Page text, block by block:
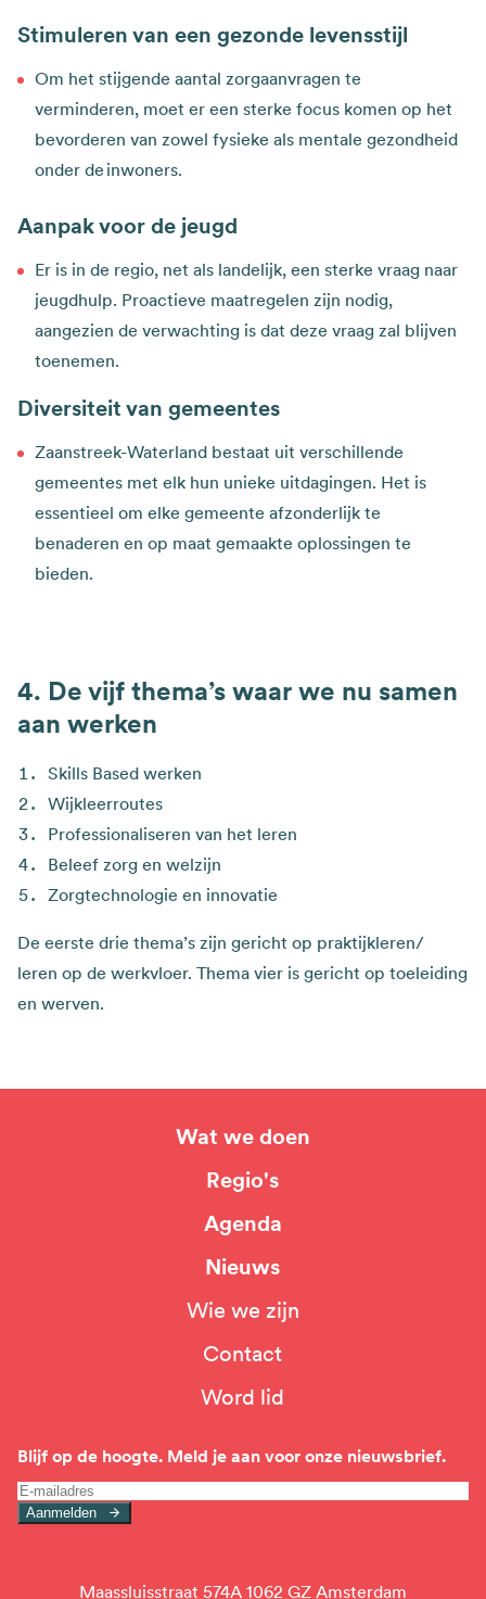
Stimuleren van een gezonde levensstijl
Om het stijgende aantal zorgaanvragen te
verminderen, moet er een sterke focus komen op het
bevorderen van zowel fysieke als mentale gezondheid
onder de inwoners.
Aanpak voor de jeugd
Er is in de regio, net als landelijk, een sterke vraag naar
jeugdhulp. Proactieve maatregelen zijn nodig,
aangezien de verwachting is dat deze vraag zal blijven
toenemen.
Diversiteit van gemeentes
Zaanstreek-Waterland bestaat uit verschillende
gemeentes met elk hun unieke uitdagingen. Het is
essentieel om elke gemeente afzonderlijk te
benaderen en op maat gemaakte oplossingen te
bieden.
De vijf thema’s waar we nu samen
aan werken
Skills Based werken
Wijkleerroutes
Professionaliseren van het leren
Beleef zorg en welzijn
Zorgtechnologie en innovatie
De eerste drie thema’s zijn gericht op praktijkleren/
leren op de werkvloer. Thema vier is gericht op toeleiding
en werven.
Wat we doen
Regio's
Agenda
Nieuws
Wie we zijn
Contact
Word lid
Blijf op de hoogte. Meld je aan voor onze nieuwsbrief.
Aanmelden
Maassluisstraat 574A 1062 GZ Amsterdam